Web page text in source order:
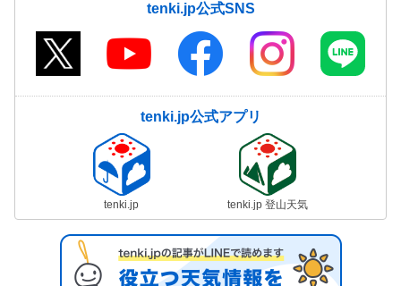
tenki.jp公式SNS
tenki.jp公式アプリ
tenki.jp tenki.jp 登山天気